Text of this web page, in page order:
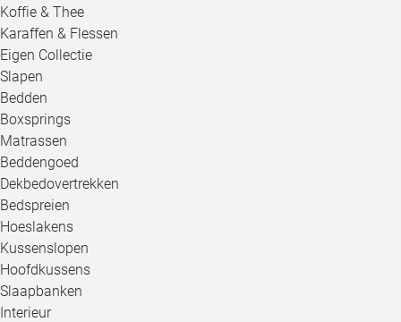
Koffie & Thee
Karaffen & Flessen
Eigen Collectie
Slapen
Bedden
Boxsprings
Matrassen
Beddengoed
Dekbedovertrekken
Bedspreien
Hoeslakens
Kussenslopen
Hoofdkussens
Slaapbanken
Interieur